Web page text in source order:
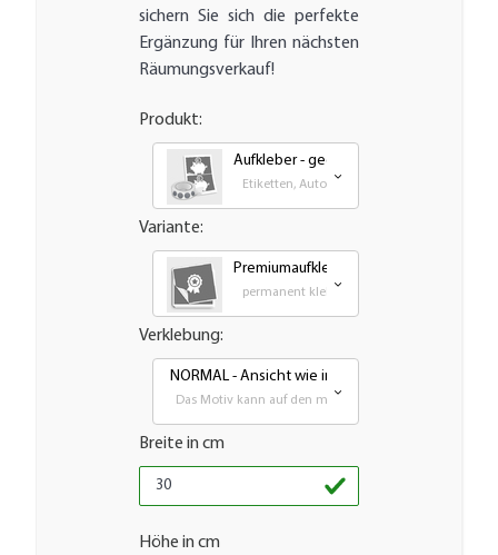
sichern Sie sich die perfekte
Ergänzung für Ihren nächsten
Räumungsverkauf!
Produkt:
Aufkleber - gedruckt
Etiketten, Autoaufkleber, Transfer und
Variante:
Premiumaufkleber - wetterfest, UV-
permanent klebende - Outdoor PVC Folie
Verklebung:
NORMAL - Ansicht wie im Produktbild
Das Motiv kann auf den meisten glatten Flächen
Breite in cm
Höhe in cm